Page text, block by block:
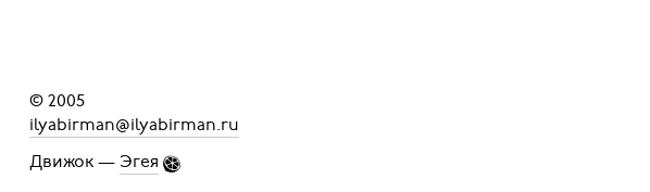
© 2005
ilyabirman@ilyabirman.ru
Движок — Эгея